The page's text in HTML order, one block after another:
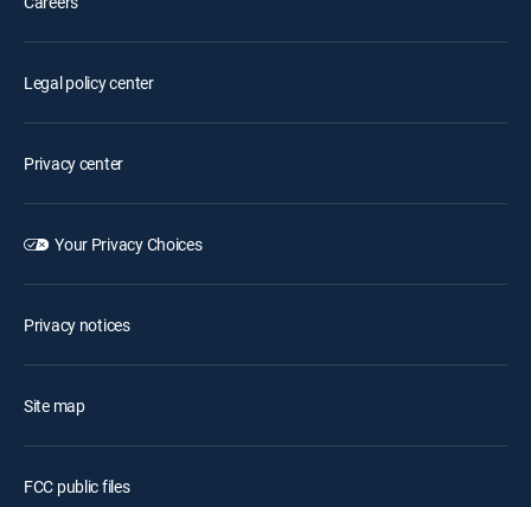
Legal policy center
Privacy center
Your Privacy Choices
Privacy notices
Site map
FCC public files